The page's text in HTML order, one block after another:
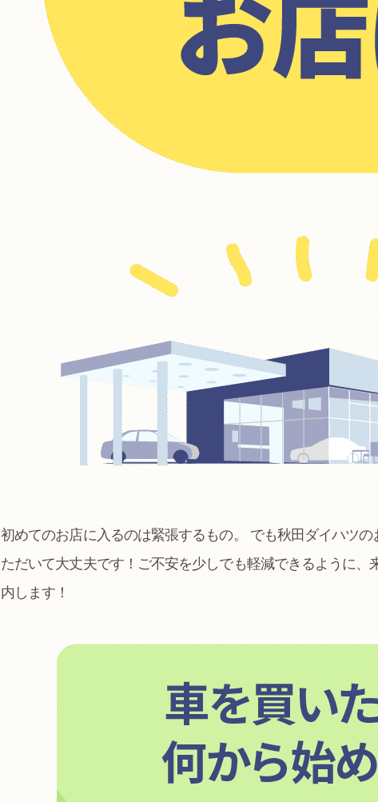
初めてのお店に入るのは緊張するもの。 でも秋田ダイハツ
ただいて大丈夫です！ご不安を少しでも軽減できるように、
内します！